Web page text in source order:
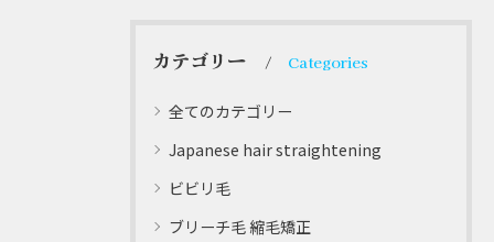
カテゴリー Categories
全てのカテゴリー
Japanese hair straightening
ビビリ毛
ブリーチ毛 縮毛矯正